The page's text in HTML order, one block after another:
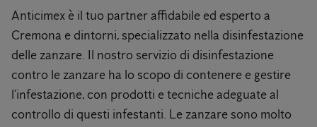
Anticimex è il tuo partner affidabile ed esperto a
Cremona e dintorni, specializzato nella disinfestazione
delle zanzare. Il nostro servizio di disinfestazione
contro le zanzare ha lo scopo di contenere e gestire
l’infestazione, con prodotti e tecniche adeguate al
controllo di questi infestanti. Le zanzare sono molto